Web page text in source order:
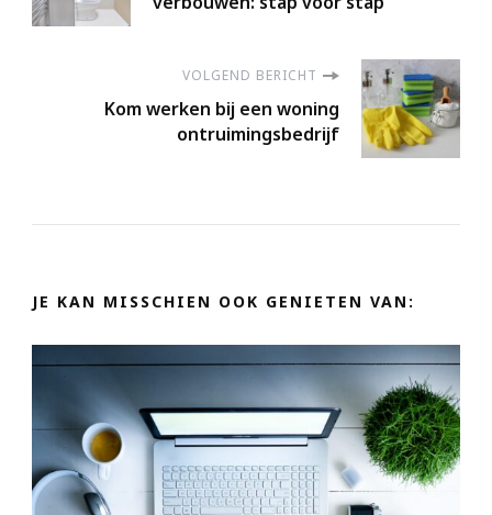
VOLGEND BERICHT
Kom werken bij een woning
ontruimingsbedrijf
JE KAN MISSCHIEN OOK GENIETEN VAN: